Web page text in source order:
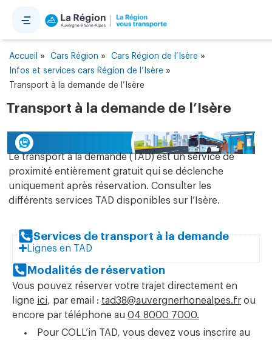
Accueil » Cars Région » Cars Région de l’Isère »
Infos et services cars Région de l’Isère »
Transport à la demande de l’Isère
Transport à la demande de l’Isère
Le transport à la demande (TAD) est un service de
proximité entièrement gratuit qui se déclenche
uniquement après réservation. Consulter les
différents services TAD disponibles sur l’Isère.
Services de transport à la demande
Lignes en TAD
Modalités de réservation
Vous pouvez réserver votre trajet directement en
ligne ici, par email : tad38@auvergnerhonealpes.fr ou
encore par téléphone au 04 8000 7000.
Pour COLL’in TAD, vous devez vous inscrire au